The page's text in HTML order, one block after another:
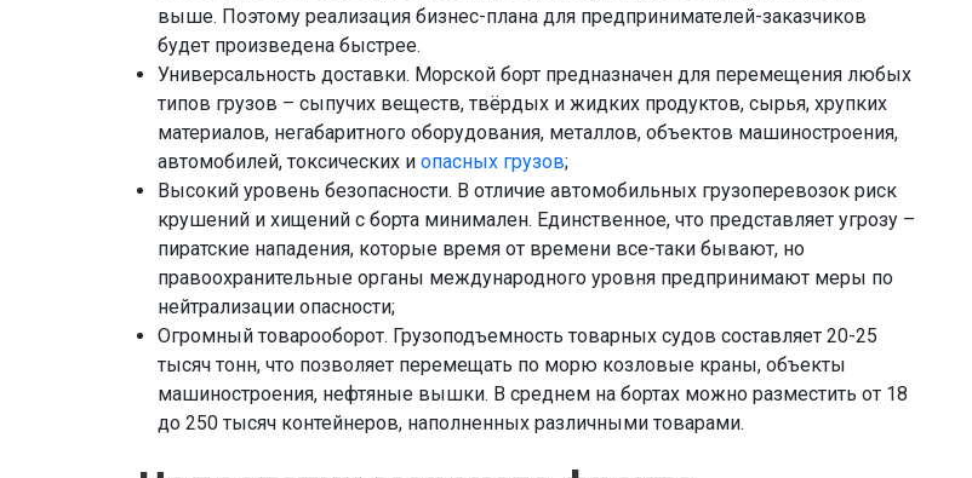
выше. Поэтому реализация бизнес-плана для предпринимателей-заказчиков
будет произведена быстрее.
Универсальность доставки. Морской борт предназначен для перемещения любых
типов грузов – сыпучих веществ, твёрдых и жидких продуктов, сырья, хрупких
материалов, негабаритного оборудования, металлов, объектов машиностроения,
автомобилей, токсических и опасных грузов;
Высокий уровень безопасности. В отличие автомобильных грузоперевозок риск
крушений и хищений с борта минимален. Единственное, что представляет угрозу –
пиратские нападения, которые время от времени все-таки бывают, но
правоохранительные органы международного уровня предпринимают меры по
нейтрализации опасности;
Огромный товарооборот. Грузоподъемность товарных судов составляет 20-25
тысяч тонн, что позволяет перемещать по морю козловые краны, объекты
машиностроения, нефтяные вышки. В среднем на бортах можно разместить от 18
до 250 тысяч контейнеров, наполненных различными товарами.